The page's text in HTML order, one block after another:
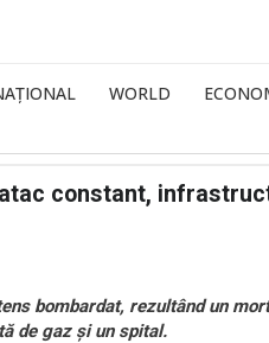
WORLD
atac constant,
bombardat, rezultând un
de gaz și un spital.